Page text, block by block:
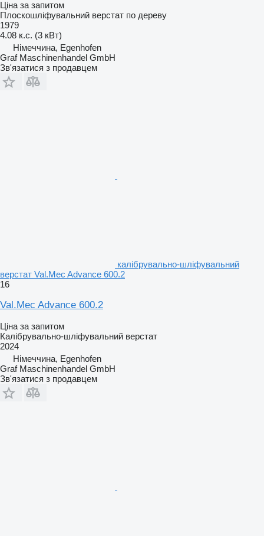
Ціна за запитом
Плоскошліфувальний верстат по дереву
1979
4.08 к.с. (3 кВт)
Німеччина, Egenhofen
Graf Maschinenhandel GmbH
Зв'язатися з продавцем
калібрувально-шліфувальний
верстат Val.Mec Advance 600.2
16
Val.Mec Advance 600.2
Ціна за запитом
Калібрувально-шліфувальний верстат
2024
Німеччина, Egenhofen
Graf Maschinenhandel GmbH
Зв'язатися з продавцем